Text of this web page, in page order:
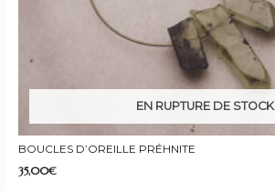
EN RUPTURE DE STOCK
BOUCLES D’OREILLE PRÉHNITE
35,00€